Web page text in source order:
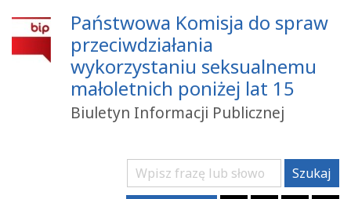
Państwowa Komisja do spraw
przeciwdziałania
wykorzystaniu seksualnemu
małoletnich poniżej lat 15
Biuletyn Informacji Publicznej
Szukaj Szukaj